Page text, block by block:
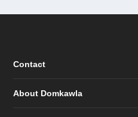
Contact
About Domkawla